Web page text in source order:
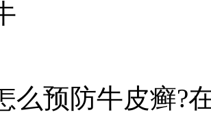
么预防牛皮癣?